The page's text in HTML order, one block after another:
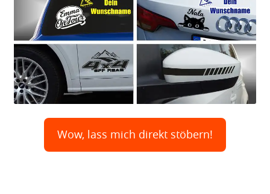
Wow, lass mich direkt stöbern!